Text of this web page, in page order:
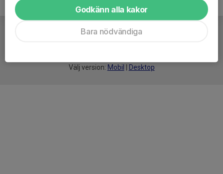
Välj version: Mobil Desktop
Godkänn alla kakor
Bara nödvändiga